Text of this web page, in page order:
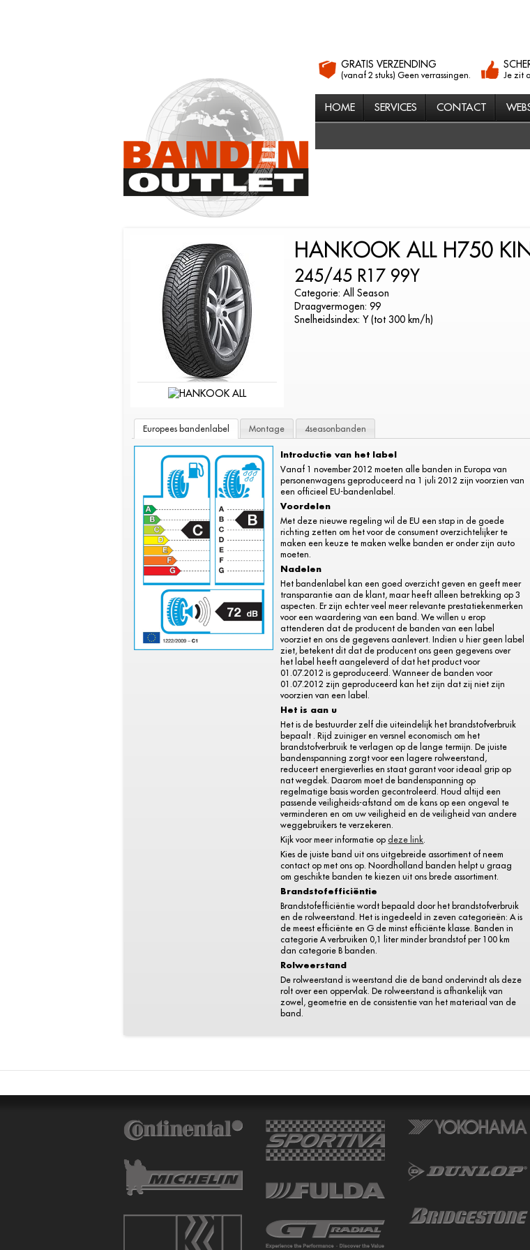
GRATIS VERZENDING
(vanaf 2 stuks) Geen verrassingen. Je zit
HOME SERVICES CONTACT
HANKOOK ALL H750
245/45 R17 99Y
Categorie: All Season
Draagvermogen: 99
Snelheidsindex: Y (tot 300 km/h)
Europees bandenlabel Montage 4seasonbanden
Introductie van het label
Vanaf 1 november 2012 moeten alle banden in Europa van
personenwagens geproduceerd na 1 juli 2012 zijn voorzien van
een officieel EU-bandenlabel.
Voordelen
Met deze nieuwe regeling wil de EU een stap in de goede
richting zetten om het voor de consument overzichtelijker te
maken een keuze te maken welke banden er onder zijn auto
moeten.
Nadelen
Het bandenlabel kan een goed overzicht geven en geeft meer
transparantie aan de klant, maar heeft alleen betrekking op 3
aspecten. Er zijn echter veel meer relevante prestatiekenmerken
voor een waardering van een band. We willen u erop
attenderen dat de producent de banden van een label
voorziet en ons de gegevens aanlevert. Indien u hier geen label
ziet, betekent dit dat de producent ons geen gegevens over
het label heeft aangeleverd of dat het product voor
01.07.2012 is geproduceerd. Wanneer de banden voor
01.07.2012 zijn geproduceerd kan het zijn dat zij niet zijn
voorzien van een label.
Het is aan u
Het is de bestuurder zelf die uiteindelijk het brandstofverbruik
bepaalt . Rijd zuiniger en versnel economisch om het
brandstofverbruik te verlagen op de lange termijn. De juiste
bandenspanning zorgt voor een lagere rolweerstand,
reduceert energieverlies en staat garant voor ideaal grip op
nat wegdek. Daarom moet de bandenspanning op
regelmatige basis worden gecontroleerd. Houd altijd een
passende veiligheids-afstand om de kans op een ongeval te
verminderen en om uw veiligheid en de veiligheid van andere
weggebruikers te verzekeren.
Kijk voor meer informatie op deze link
Kies de juiste band uit ons uitgebreide assortiment of neem
contact op met ons op. Noordholland banden helpt u graag
om geschikte banden te kiezen uit ons brede assortiment.
Brandstofefficiëntie
Brandstofefficiëntie wordt bepaald door het brandstofverbruik
en de rolweerstand. Het is ingedeeld in zeven categorieën: A is
de meest efficiënte en G de minst efficiënte klasse. Banden in
categorie A verbruiken 0,1 liter minder brandstof per 100 km
dan categorie B banden.
Rolweerstand
De rolweerstand is weerstand die de band ondervindt als deze
rolt over een oppervlak. De rolweerstand is afhankelijk van
zowel, geometrie en de consistentie van het materiaal van de
band.